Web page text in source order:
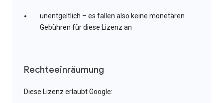
unentgeltlich – es fallen also keine monetären
Gebühren für diese Lizenz an
Rechteeinräumung
Diese Lizenz erlaubt Google: